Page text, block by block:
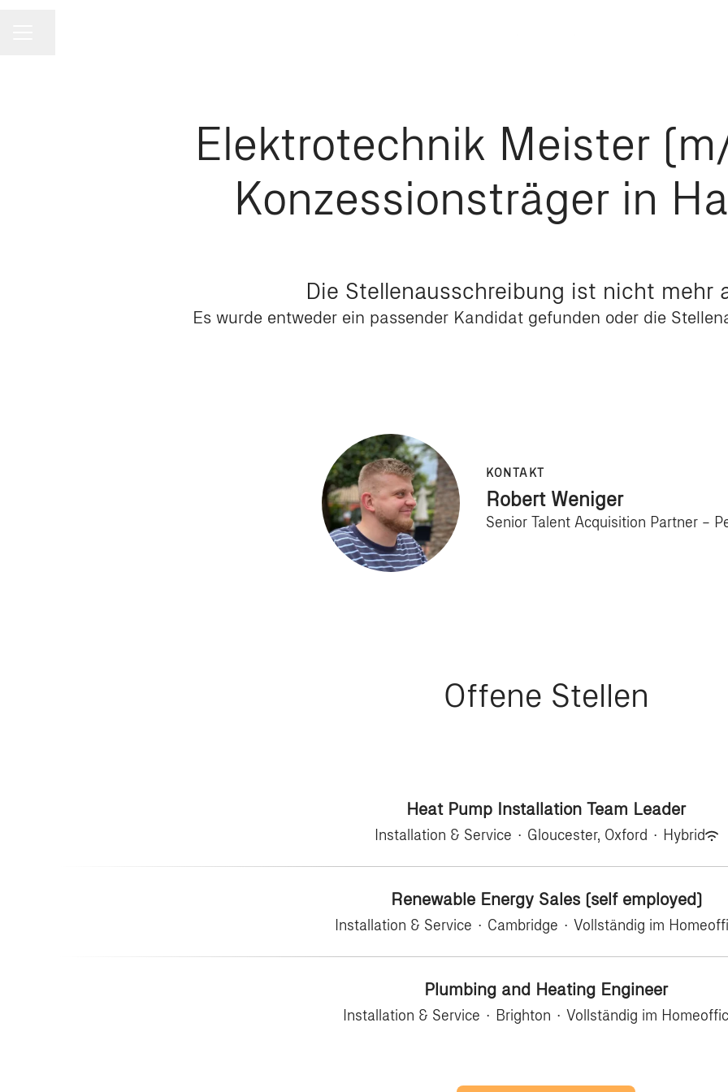
Elektrotechnik Meister
Konzessionsträger in
Die Stellenausschreibung ist nicht mehr
Es wurde entweder ein passender Kandidat gefunden oder die
KONTAKT
Robert Weniger
Senior Talent Acquisition Partner –
Offene Stellen
Heat Pump Installation Team Leader
Installation & Service · Gloucester, Oxford · Hybrid
Renewable Energy Sales (self employed)
Installation & Service · Cambridge · Vollständig im
Plumbing and Heating Engineer
Installation & Service · Brighton · Vollständig im